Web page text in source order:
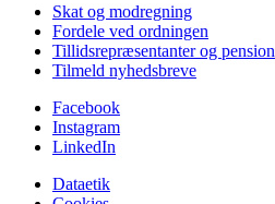
Skat og modregning
Fordele ved ordningen
Tillidsrepræsentanter og pension
Tilmeld nyhedsbreve
Facebook
Instagram
LinkedIn
Dataetik